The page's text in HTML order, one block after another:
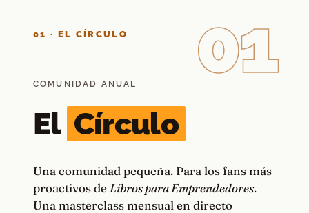
01
01 · EL CÍRCULO
COMUNIDAD ANUAL
El Círculo
Una comunidad pequeña. Para los fans más
proactivos de Libros para Emprendedores.
Una masterclass mensual en directo